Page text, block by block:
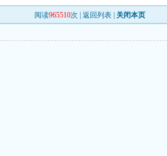
阅读965510次 |返回列表 关闭本页